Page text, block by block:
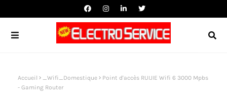
Accueil _Wifi_Domestique
Point d'accès RUIJIE Wifi 6 3000 Mpbs
- Gaming Router